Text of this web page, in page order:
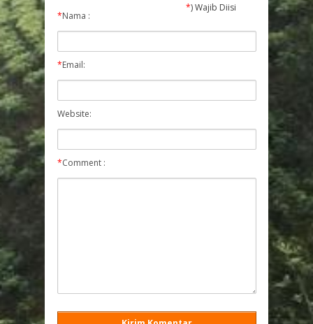
*) Wajib Diisi
*Nama :
*Email:
Website:
*Comment :